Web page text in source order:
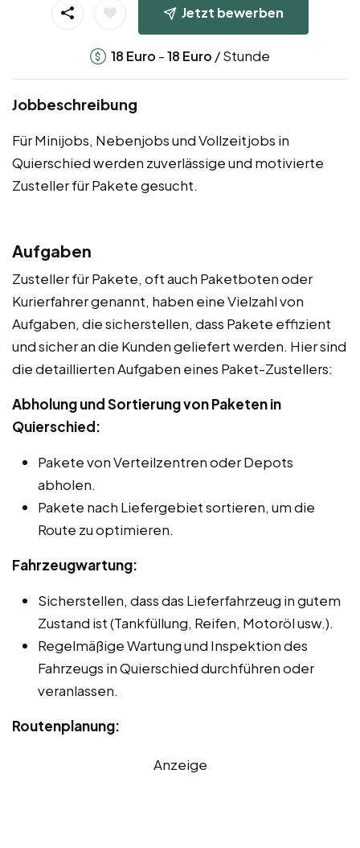
Jetzt bewerben
18 Euro -18 Euro / Stunde
Jobbeschreibung
Für Minijobs, Nebenjobs und Vollzeitjobs in
Quierschied werden zuverlässige und motivierte
Zusteller für Pakete gesucht.
Aufgaben
Zusteller für Pakete, oft auch Paketboten oder
Kurierfahrer genannt, haben eine Vielzahl von
Aufgaben, die sicherstellen, dass Pakete effizient
und sicher an die Kunden geliefert werden. Hier sind
die detaillierten Aufgaben eines Paket-Zustellers:
Abholung und Sortierung von Paketen in
Quierschied:
Pakete von Verteilzentren oder Depots
abholen.
Pakete nach Liefergebiet sortieren, um die
Route zu optimieren.
Fahrzeugwartung:
Sicherstellen, dass das Lieferfahrzeug in gutem
Zustand ist (Tankfüllung, Reifen, Motoröl usw.).
Regelmäßige Wartung und Inspektion des
Fahrzeugs in Quierschied durchführen oder
veranlassen.
Routenplanung:
Anzeige